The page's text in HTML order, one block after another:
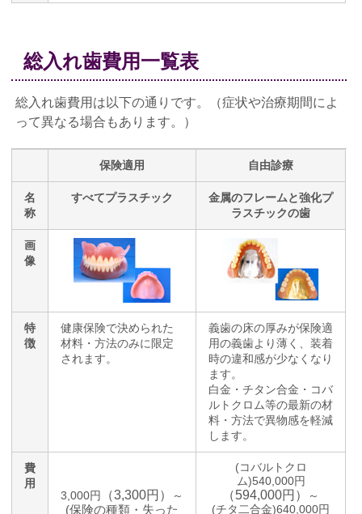
総入れ歯費用一覧表
総入れ歯費用は以下の通りです。（症状や治療期間によ
って異なる場合もあります。）
保険適用 自由診療
名
称
すべてプラスチック
金属のフレームと強化プ
ラスチックの歯
画
像
特
徴
健康保険で決められた
材料・方法のみに限定
されます。
義歯の床の厚みが保険適
用の義歯より薄く、装着
時の違和感が少なくなり
ます。
白金・チタン合金・コバ
ルトクロム等の最新の材
料・方法で異物感を軽減
します。
費
用
3,000円
（3,300円） ～
(保険の種類・失った
(コバルトクロ
ム)540,000円
（594,000円）
～
(チタ二合金)640,000円